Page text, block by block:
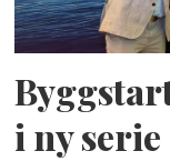
i ny serie